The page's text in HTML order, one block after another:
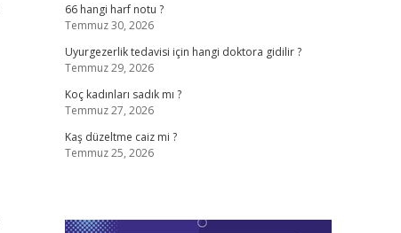
66 hangi harf notu ?
Temmuz 30, 2026
Uyurgezerlik tedavisi için hangi doktora gidilir ?
Temmuz 29, 2026
Koç kadınları sadık mı ?
Temmuz 27, 2026
Kaş düzeltme caiz mi ?
Temmuz 25, 2026